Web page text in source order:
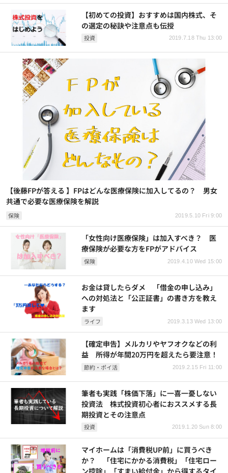
投資 2019.7.18 Thu 13:00
【初めての投資】おすすめは国内株式、そ
の選定の秘訣や注意点も伝授
保険 2019.5.10 Fri 9:00
【後藤FPが答える 】FPはどんな医療保険に加入してるの？ 男女
共通で必要な医療保険を解説
保険 2019.4.10 Wed 15:00
「女性向け医療保険」は加入すべき？ 医
療保険が必要な方をFPがアドバイス
ライフ 2019.3.13 Wed 13:00
お金は貸したらダメ 「借金の申し込み」
への対処法と「公正証書」の書き方を教え
ます
節約・ポイ活 2019.2.15 Fri 11:00
【確定申告】メルカリやヤフオクなどの利
益 所得が年間20万円を超えたら要注意！
投資 2019.1.20 Sun 8:00
筆者も実践「株価下落」に一喜一憂しない
投資法 株式投資初心者におススメする長
期投資とその注意点
マイホームは「消費税UP前」に買うべき
か？ 「住宅にかかる消費税」「住宅ロー
ン控除」「すまい給付金」から得するタイ